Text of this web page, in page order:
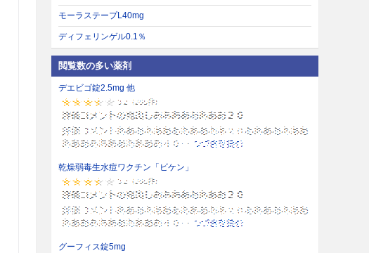
モーラステープL40mg
ディフェリンゲル0.1％
閲覧数の多い薬剤
デエビゴ錠2.5mg 他
乾燥弱毒生水痘ワクチン「ビケン」
グーフィス錠5mg